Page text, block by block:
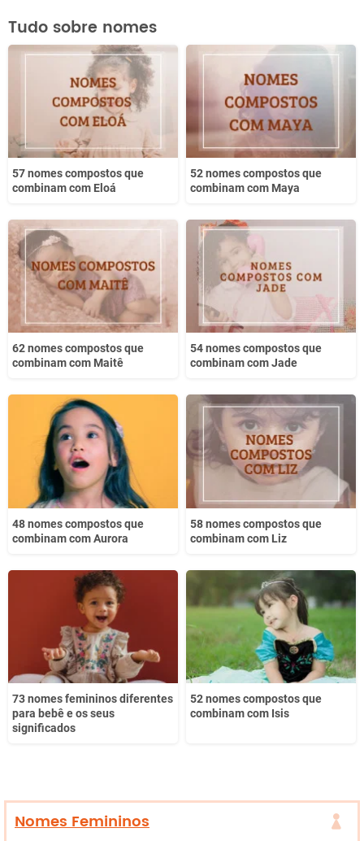
Tudo sobre nomes
57 nomes compostos que
combinam com Eloá
52 nomes compostos que
combinam com Maya
62 nomes compostos que
combinam com Maitê
54 nomes compostos que
combinam com Jade
48 nomes compostos que
combinam com Aurora
58 nomes compostos que
combinam com Liz
73 nomes femininos diferentes
para bebê e os seus
significados
52 nomes compostos que
combinam com Isis
Nomes Femininos